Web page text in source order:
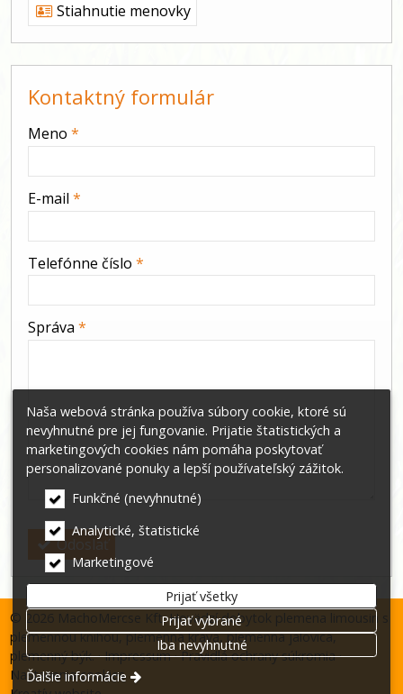
Stiahnutie menovky
Kontaktný formulár
-
-
-
Meno *
E-mail *
Telefónne číslo *
Správa *
Odoslať
© 2026 MachoMercse Kft. Hovädzí dobytok plemena limousin s
plemennou knihou, plemenná krava, plemenná jalovica,
plemenný býk. Impressum Pravidlá ochrany súkromia
Nastavenia cookies
Naša webová stránka používa súbory cookie, ktoré sú
nevyhnutné pre jej fungovanie. Prijatie štatistických a
marketingových cookies nám pomáha poskytovať
personalizované ponuky a lepší používateľský zážitok.
Funkčné (nevyhnutné)
Analytické, štatistické
Marketingové
Prijať všetky
Prijať vybrané
Iba nevyhnutné
Ďalšie informácie